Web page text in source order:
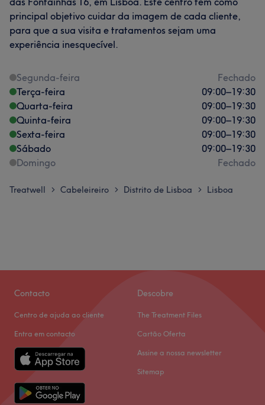
principal objetivo cuidar da imagem de cada cliente,
para que a sua visita e tratamentos sejam uma
experiência inesquecível.
Segunda-feira
Fechado
Terça-feira
09:00–19:30
Quarta-feira
09:00–19:30
Quinta-feira
09:00–19:30
Sexta-feira
09:00–19:30
Sábado
09:00–19:30
Domingo
Fechado
Treatwell > Cabeleireiro > Distrito de Lisboa > Lisboa
Contacto
Centro de ajuda ao cliente
Entra em contacto
Descobre
The Treatment Files
Cartão Oferta
Assine a nossa newsletter
Sitemap